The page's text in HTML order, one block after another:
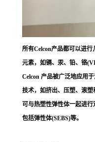
所有Celcon产品都可以进
元素，如镉、汞、铅、铬
Celcon 产品被广泛地应用
技术，如挤出、压塑、滚
可与热塑性弹性体一起进
包括弹性体(SEBS)等。